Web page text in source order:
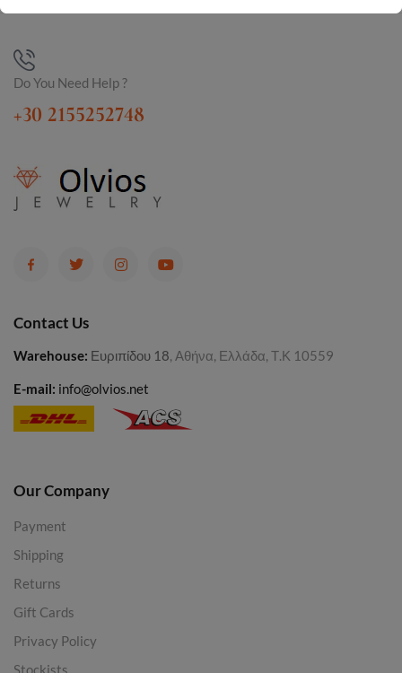
Do You Need Help ?
+30 2155252748
Contact Us
Warehouse: Ευριπίδου 18, Αθήνα, Ελλάδα, Τ.Κ 10559
E-mail: info@olvios.net
Our Company
Payment
Shipping
Returns
Gift Cards
Privacy Policy
Stockists